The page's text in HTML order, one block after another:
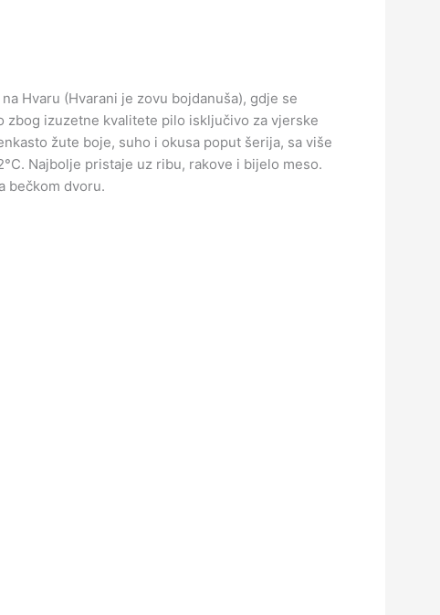
Hvaru (Hvarani je zovu bojdanuša), gdje se
zbog izuzetne kvalitete pilo isključivo za vjerske
žute boje, suho i okusa poput šerija, sa više
Najbolje pristaje uz ribu, rakove i bijelo meso.
bečkom dvoru.